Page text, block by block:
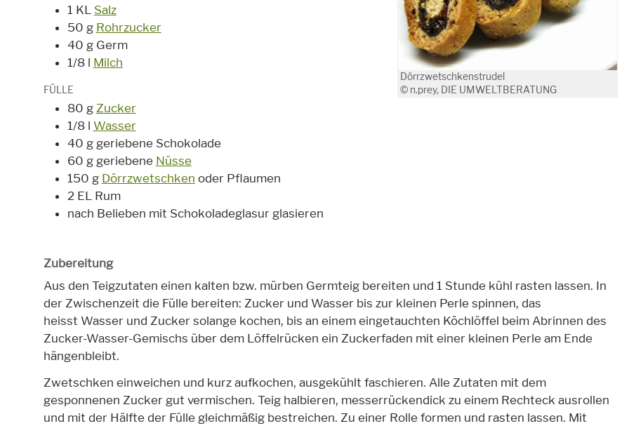
Dörrzwetschkenstrudel
© n.prey, DIE UMWELTBERATUNG
1 KL Salz
50 g Rohrzucker
40 g Germ
1/8 l Milch
FÜLLE
80 g Zucker
1/8 l Wasser
40 g geriebene Schokolade
60 g geriebene Nüsse
150 g Dörrzwetschken oder Pflaumen
2 EL Rum
nach Belieben mit Schokoladeglasur glasieren
Zubereitung
Aus den Teigzutaten einen kalten bzw. mürben Germteig bereiten und 1 Stunde kühl rasten lassen. In
der Zwischenzeit die Fülle bereiten: Zucker und Wasser bis zur kleinen Perle spinnen, das
heisst Wasser und Zucker solange kochen, bis an einem eingetauchten Köchlöffel beim Abrinnen des
Zucker-Wasser-Gemischs über dem Löffelrücken ein Zuckerfaden mit einer kleinen Perle am Ende
hängenbleibt.
Zwetschken einweichen und kurz aufkochen, ausgekühlt faschieren. Alle Zutaten mit dem
gesponnenen Zucker gut vermischen. Teig halbieren, messerrückendick zu einem Rechteck ausrollen
und mit der Hälfte der Fülle gleichmäßig bestreichen. Zu einer Rolle formen und rasten lassen. Mit